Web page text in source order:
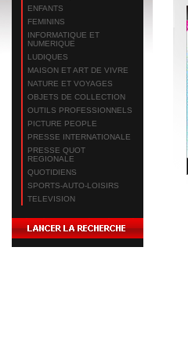
ENFANTS
FEMININS
INFORMATIQUE ET
NUMERIQUE
LUDIQUES
MAISON ET ART DE VIVRE
NATURE ET VOYAGES
OBJETS DE COLLECTION
OUTILS PROFESSIONNELS
PICTURE PEOPLE
PRESSE INTERNATIONALE
PRESSE QUOT
REGIONALE
QUOTIDIENS
SPORTS-AUTO-LOISIRS
TELEVISION